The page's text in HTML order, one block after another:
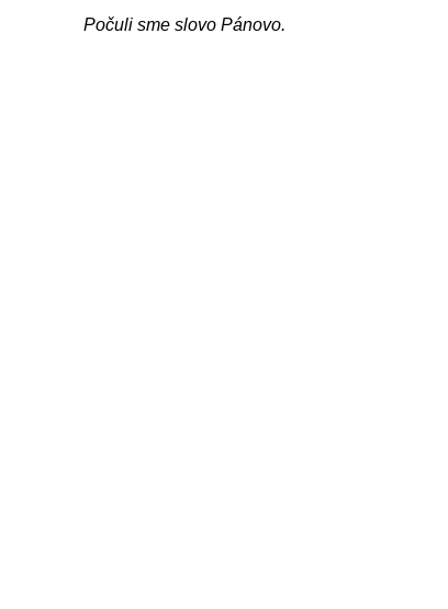
Počuli sme slovo Pánovo.